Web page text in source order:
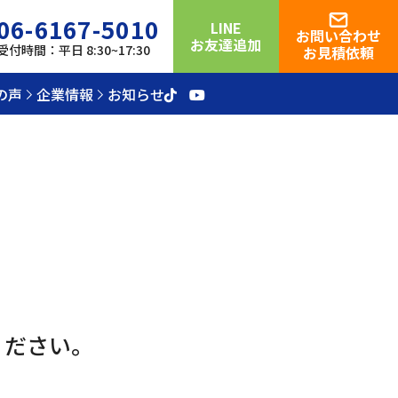
6167-5010
付時間：平日 8:30~17:30
LINE
お友達追加 お問い合わせ
お見積依頼
声
企業情報 お知らせ
さい。